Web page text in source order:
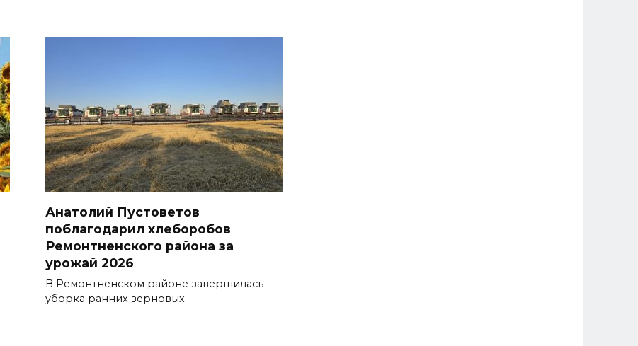
Анатолий Пустоветов
поблагодарил хлеборобов
Ремонтненского района за
урожай 2026
В Ремонтненском районе завершилась
уборка ранних зерновых